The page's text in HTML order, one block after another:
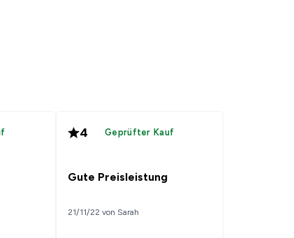
4 Geprüfter Kauf
Gute Preisleistung
21/11/22 von Sarah